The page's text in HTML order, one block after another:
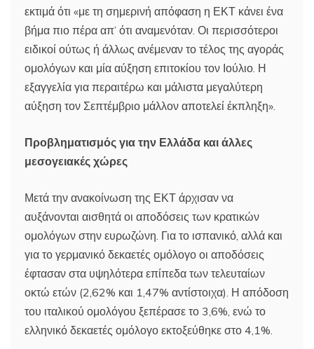
εκτιμά ότι «με τη σημερινή απόφαση η ΕΚΤ κάνει ένα
βήμα πιο πέρα απ’ ότι αναμενόταν. Οι περισσότεροι
ειδικοί ούτως ή άλλως ανέμεναν το τέλος της αγοράς
ομολόγων και μία αύξηση επιτοκίου τον Ιούλιο. Η
εξαγγελία για περαιτέρω και μάλιστα μεγαλύτερη
αύξηση τον Σεπτέμβριο μάλλον αποτελεί έκπληξη».
Προβληματισμός για την Ελλάδα και άλλες
μεσογειακές χώρες
Μετά την ανακοίνωση της ΕΚΤ άρχισαν να
αυξάνονται αισθητά οι αποδόσεις των κρατικών
ομολόγων στην ευρωζώνη. Για το ισπανικό, αλλά και
για το γερμανικό δεκαετές ομόλογο οι αποδόσεις
έφτασαν στα υψηλότερα επίπεδα των τελευταίων
οκτώ ετών (2,62% και 1,47% αντίστοιχα). Η απόδοση
του ιταλικού ομολόγου ξεπέρασε το 3,6%, ενώ το
ελληνικό δεκαετές ομόλογο εκτοξεύθηκε στο 4,1%.